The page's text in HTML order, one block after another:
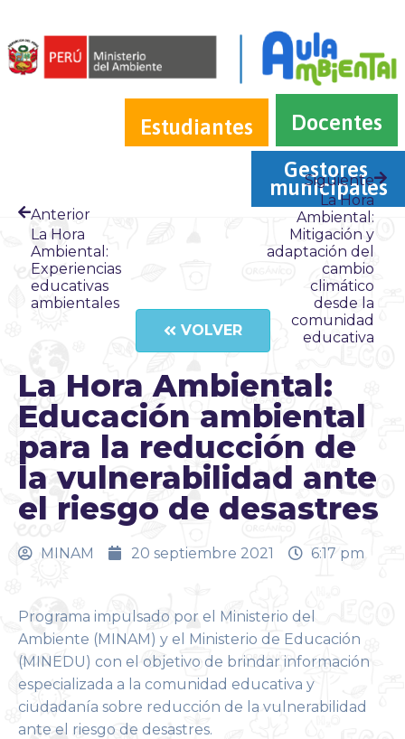
Estudiantes
Docentes
Gestores
municipales
Anterior
La Hora
Ambiental:
Experiencias
educativas
ambientales
Siguiente
La Hora
Ambiental:
Mitigación y
adaptación del
cambio
climático
desde la
comunidad
educativa
VOLVER
La Hora Ambiental:
Educación ambiental
para la reducción de
la vulnerabilidad ante
el riesgo de desastres
MINAM 20 septiembre 2021 6:17 pm
Programa impulsado por el Ministerio del
Ambiente (MINAM) y el Ministerio de Educación
(MINEDU) con el objetivo de brindar información
especializada a la comunidad educativa y
ciudadanía sobre reducción de la vulnerabilidad
ante el riesgo de desastres.